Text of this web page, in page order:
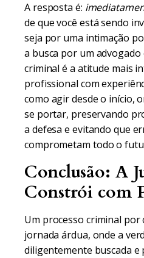
A resposta é:
de que você está sendo
seja por uma intimação
a busca por um advogado
criminal é a atitude mais
profissional com
como agir desde o início,
se portar, preservando
a defesa e evitando que
comprometam todo o
Conclusão: A
Constrói com
Um processo criminal por
jornada árdua, onde a
diligentemente buscada e